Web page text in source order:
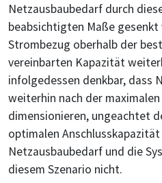
Netzausbaubedarf durch
beabsichtigten Maße gesenkt
Strombezug oberhalb der
vereinbarten Kapazität
infolgedessen denkbar, dass
weiterhin nach der
dimensionieren, ungeachtet
optimalen
Netzausbaubedarf und die
diesem Szenario nicht.